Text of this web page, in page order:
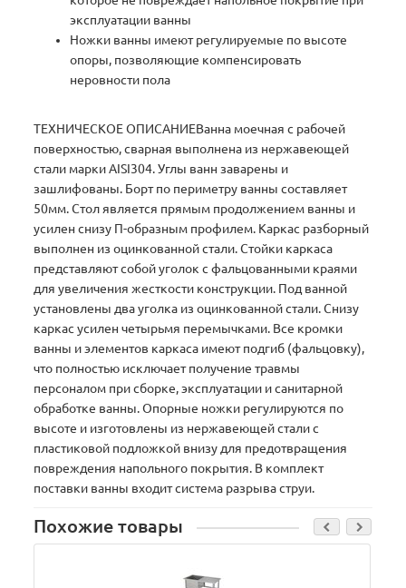
эксплуатации ванны
Ножки ванны имеют регулируемые по высоте
опоры, позволяющие компенсировать
неровности пола
ТЕХНИЧЕСКОЕ ОПИСАНИЕВанна моечная с рабочей
поверхностью, сварная выполнена из нержавеющей
стали марки AISI304. Углы ванн заварены и
зашлифованы. Борт по периметру ванны составляет
50мм. Стол является прямым продолжением ванны и
усилен снизу П-образным профилем. Каркас разборный
выполнен из оцинкованной стали. Стойки каркаса
представляют собой уголок с фальцованными краями
для увеличения жесткости конструкции. Под ванной
установлены два уголка из оцинкованной стали. Снизу
каркас усилен четырьмя перемычками. Все кромки
ванны и элементов каркаса имеют подгиб (фальцовку),
что полностью исключает получение травмы
персоналом при сборке, эксплуатации и санитарной
обработке ванны. Опорные ножки регулируются по
высоте и изготовлены из нержавеющей стали c
пластиковой подложкой внизу для предотвращения
повреждения напольного покрытия. В комплект
поставки ванны входит система разрыва струи.
Похожие товары